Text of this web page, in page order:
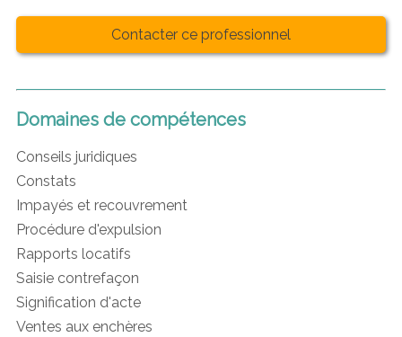
Contacter ce professionnel
Domaines de compétences
Conseils juridiques
Constats
Impayés et recouvrement
Procédure d'expulsion
Rapports locatifs
Saisie contrefaçon
Signification d'acte
Ventes aux enchères